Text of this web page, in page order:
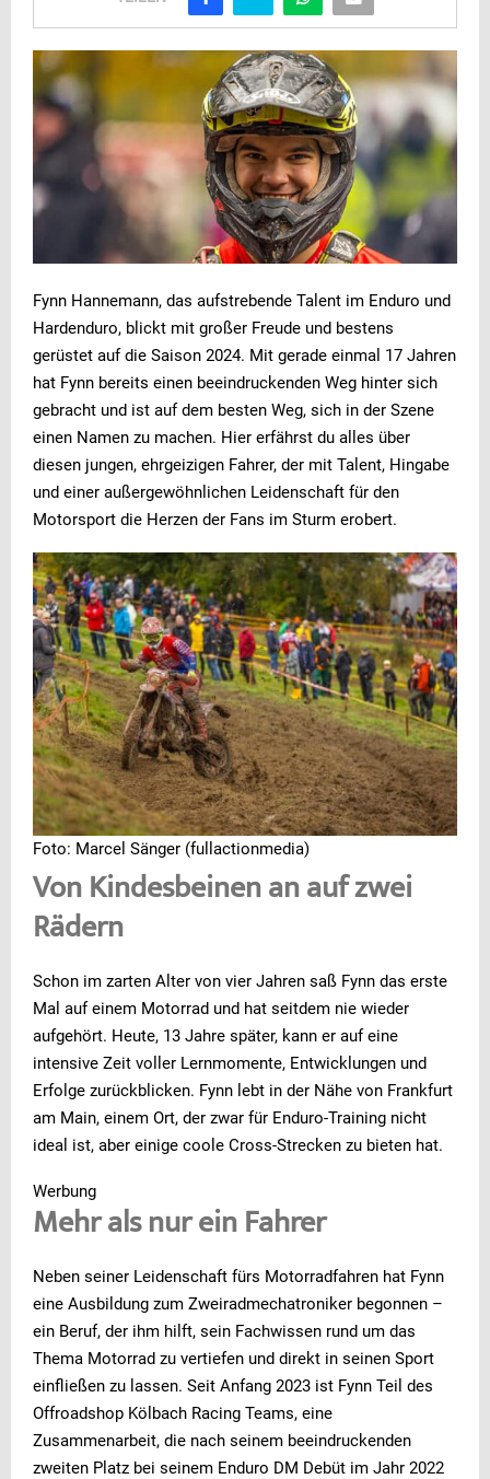
Fynn Hannemann, das aufstrebende Talent im Enduro und
Hardenduro, blickt mit großer Freude und bestens
gerüstet auf die Saison 2024. Mit gerade einmal 17 Jahren
hat Fynn bereits einen beeindruckenden Weg hinter sich
gebracht und ist auf dem besten Weg, sich in der Szene
einen Namen zu machen. Hier erfährst du alles über
diesen jungen, ehrgeizigen Fahrer, der mit Talent, Hingabe
und einer außergewöhnlichen Leidenschaft für den
Motorsport die Herzen der Fans im Sturm erobert.
Foto: Marcel Sänger (fullactionmedia)
Von Kindesbeinen an auf zwei
Rädern
Schon im zarten Alter von vier Jahren saß Fynn das erste
Mal auf einem Motorrad und hat seitdem nie wieder
aufgehört. Heute, 13 Jahre später, kann er auf eine
intensive Zeit voller Lernmomente, Entwicklungen und
Erfolge zurückblicken. Fynn lebt in der Nähe von Frankfurt
am Main, einem Ort, der zwar für Enduro-Training nicht
ideal ist, aber einige coole Cross-Strecken zu bieten hat.
Werbung
Mehr als nur ein Fahrer
Neben seiner Leidenschaft fürs Motorradfahren hat Fynn
eine Ausbildung zum Zweiradmechatroniker begonnen –
ein Beruf, der ihm hilft, sein Fachwissen rund um das
Thema Motorrad zu vertiefen und direkt in seinen Sport
einfließen zu lassen. Seit Anfang 2023 ist Fynn Teil des
Offroadshop Kölbach Racing Teams, eine
Zusammenarbeit, die nach seinem beeindruckenden
zweiten Platz bei seinem Enduro DM Debüt im Jahr 2022